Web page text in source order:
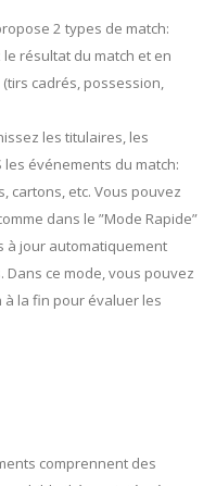
2 types de match:
le résultat du match et en
cadrés, possession,
les titulaires, les
événements du match:
cartons, etc. Vous pouvez
dans le ”Mode Rapide”
à jour automatiquement
ce mode, vous pouvez
la fin pour évaluer les
comprennent des